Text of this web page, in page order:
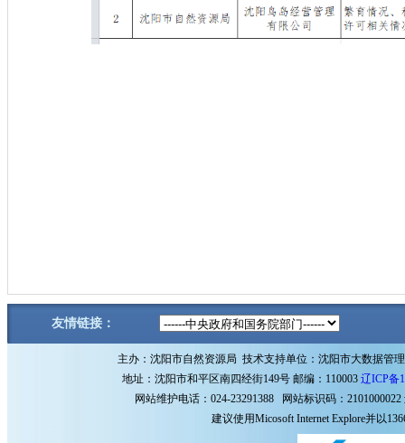
友情链接：
主办：沈阳市自然资源局 技术支持单位：沈阳市大数据管
地址：沈阳市和平区南四经街149号 邮编：110003 辽ICP备
网站维护电话：024-23291388 网站标识码：2101000022
建议使用Micosoft Internet Explore并以